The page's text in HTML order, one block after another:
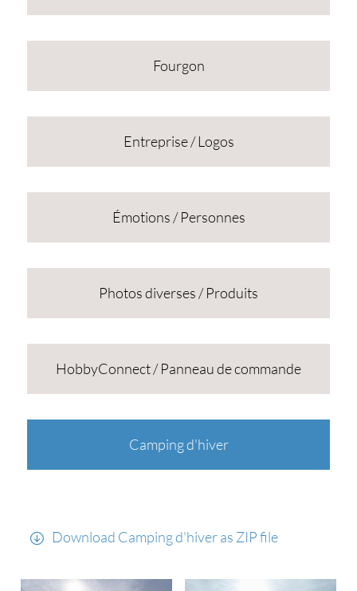
Fourgon
Entreprise / Logos
Émotions / Personnes
Photos diverses / Produits
HobbyConnect / Panneau de commande
Camping d'hiver
Download Camping d'hiver as ZIP file